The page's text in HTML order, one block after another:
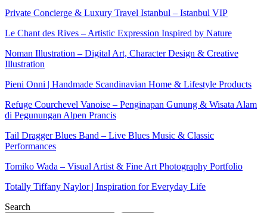
Private Concierge & Luxury Travel Istanbul – Istanbul VIP
Le Chant des Rives – Artistic Expression Inspired by Nature
Noman Illustration – Digital Art, Character Design & Creative
Illustration
Pieni Onni | Handmade Scandinavian Home & Lifestyle Products
Refuge Courchevel Vanoise – Penginapan Gunung & Wisata Alam
di Pegunungan Alpen Prancis
Tail Dragger Blues Band – Live Blues Music & Classic
Performances
Tomiko Wada – Visual Artist & Fine Art Photography Portfolio
Totally Tiffany Naylor | Inspiration for Everyday Life
Search